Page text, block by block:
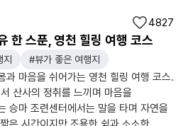
한 스푼, 영천 힐링 여행 코스
4827
#뷰가 좋은 여행지
과 마음을 쉬어가는 영천 힐링 여행 코스.
산사의 정취를 느끼며 마음을
승마 조련센터에서는 말을 타며 자연을